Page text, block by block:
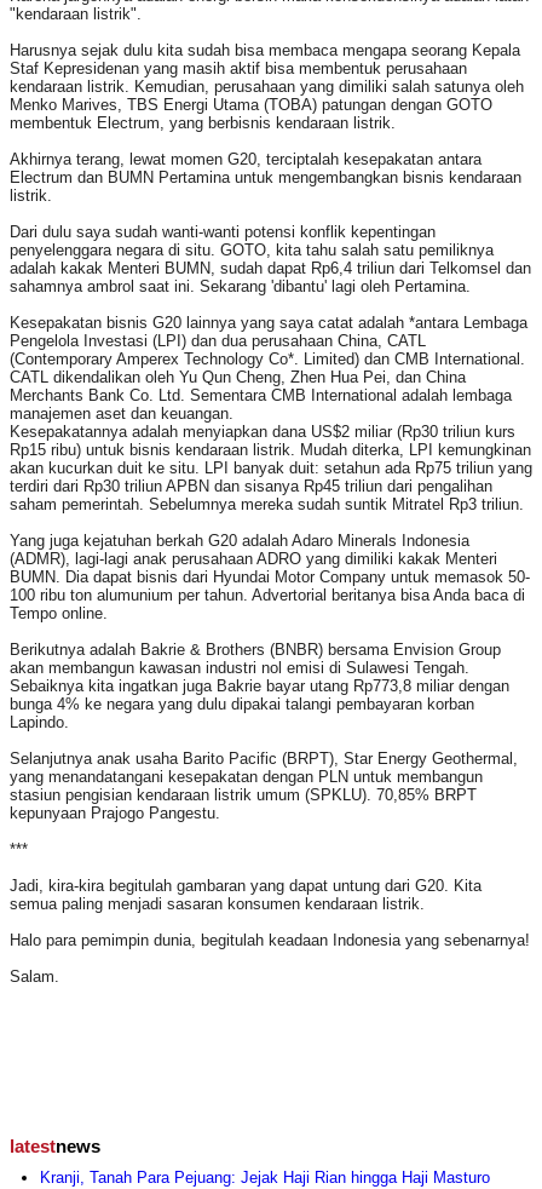
"kendaraan listrik".
Harusnya sejak dulu kita sudah bisa membaca mengapa seorang Kepala
Staf Kepresidenan yang masih aktif bisa membentuk perusahaan
kendaraan listrik. Kemudian, perusahaan yang dimiliki salah satunya oleh
Menko Marives, TBS Energi Utama (TOBA) patungan dengan GOTO
membentuk Electrum, yang berbisnis kendaraan listrik.
Akhirnya terang, lewat momen G20, terciptalah kesepakatan antara
Electrum dan BUMN Pertamina untuk mengembangkan bisnis kendaraan
listrik.
Dari dulu saya sudah wanti-wanti potensi konflik kepentingan
penyelenggara negara di situ. GOTO, kita tahu salah satu pemiliknya
adalah kakak Menteri BUMN, sudah dapat Rp6,4 triliun dari Telkomsel dan
sahamnya ambrol saat ini. Sekarang 'dibantu' lagi oleh Pertamina.
Kesepakatan bisnis G20 lainnya yang saya catat adalah *antara Lembaga
Pengelola Investasi (LPI) dan dua perusahaan China, CATL
(Contemporary Amperex Technology Co*. Limited) dan CMB International.
CATL dikendalikan oleh Yu Qun Cheng, Zhen Hua Pei, dan China
Merchants Bank Co. Ltd. Sementara CMB International adalah lembaga
manajemen aset dan keuangan.
Kesepakatannya adalah menyiapkan dana US$2 miliar (Rp30 triliun kurs
Rp15 ribu) untuk bisnis kendaraan listrik. Mudah diterka, LPI kemungkinan
akan kucurkan duit ke situ. LPI banyak duit: setahun ada Rp75 triliun yang
terdiri dari Rp30 triliun APBN dan sisanya Rp45 triliun dari pengalihan
saham pemerintah. Sebelumnya mereka sudah suntik Mitratel Rp3 triliun.
Yang juga kejatuhan berkah G20 adalah Adaro Minerals Indonesia
(ADMR), lagi-lagi anak perusahaan ADRO yang dimiliki kakak Menteri
BUMN. Dia dapat bisnis dari Hyundai Motor Company untuk memasok 50-
100 ribu ton alumunium per tahun. Advertorial beritanya bisa Anda baca di
Tempo online.
Berikutnya adalah Bakrie & Brothers (BNBR) bersama Envision Group
akan membangun kawasan industri nol emisi di Sulawesi Tengah.
Sebaiknya kita ingatkan juga Bakrie bayar utang Rp773,8 miliar dengan
bunga 4% ke negara yang dulu dipakai talangi pembayaran korban
Lapindo.
Selanjutnya anak usaha Barito Pacific (BRPT), Star Energy Geothermal,
yang menandatangani kesepakatan dengan PLN untuk membangun
stasiun pengisian kendaraan listrik umum (SPKLU). 70,85% BRPT
kepunyaan Prajogo Pangestu.
***
Jadi, kira-kira begitulah gambaran yang dapat untung dari G20. Kita
semua paling menjadi sasaran konsumen kendaraan listrik.
Halo para pemimpin dunia, begitulah keadaan Indonesia yang sebenarnya!
Salam.
latestnews
Kranji, Tanah Para Pejuang: Jejak Haji Rian hingga Haji Masturo